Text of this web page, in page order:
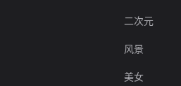
二次元
风景
美女